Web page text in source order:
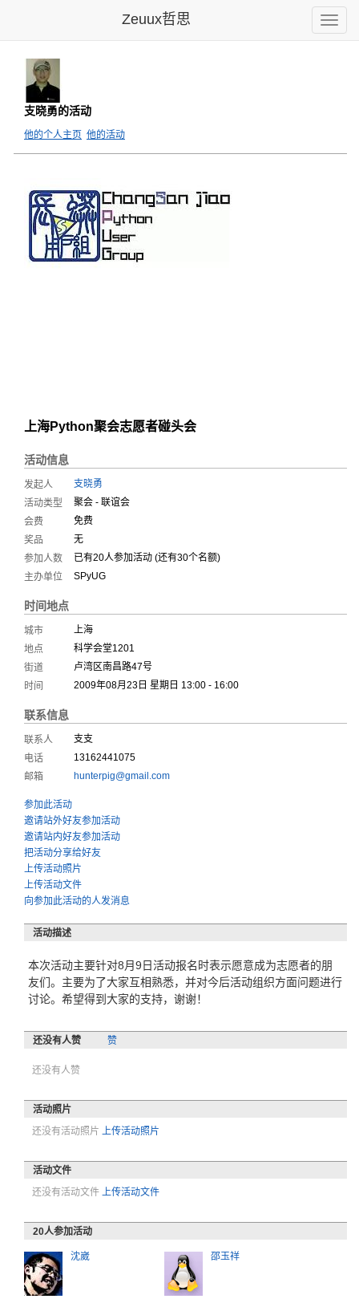
Toggle
Zeuux哲思
支晓勇的活动
他的个人主页 他的活动
上海Python聚会志愿者碰头会
活动信息
发起人
支晓勇
活动类型
聚会 - 联谊会
会费
免费
奖品
无
参加人数
已有20人参加活动 (还有30个名额)
主办单位
SPyUG
时间地点
城市
上海
地点
科学会堂1201
街道
卢湾区南昌路47号
时间
2009年08月23日 星期日 13:00 - 16:00
联系信息
联系人
支支
电话
13162441075
邮箱
hunterpig@gmail.com
参加此活动
邀请站外好友参加活动
邀请站内好友参加活动
把活动分享给好友
上传活动照片
上传活动文件
向参加此活动的人发消息
活动描述
本次活动主要针对8月9日活动报名时表示愿意成为志愿者的朋
友们。主要为了大家互相熟悉，并对今后活动组织方面问题进行
讨论。希望得到大家的支持，谢谢！
还没有人赞 赞
还没有人赞
活动照片
还没有活动照片 上传活动照片
活动文件
还没有活动文件 上传活动文件
20人参加活动
沈崴 邵玉祥